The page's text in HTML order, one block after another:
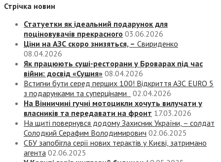
Стрічка новин
Статуетки як ідеальний подарунок для
поціновувачів прекрасного 03.06.2026
Ціни на АЗС скоро знизяться, – Свириденко
08.04.2026
Як працюють суші-ресторани у Броварах під час
війни: досвід «Сушия» 08.04.2026
Встигни бути серед перших 100! Відкриття АЗС EURO 5
з подарунками та суперцінами
02.04.2026
На Вінничині гучні мотоцикли хочуть вилучати у
власників та передавати на фронт 17.03.2026
На щиті повернувся додому Захисник України, – солдат
Солодкий Серафим Володимирович 02.06.2025
СБУ запобігла серії нових терактів у Києві, затримано
агента 02.06.2025